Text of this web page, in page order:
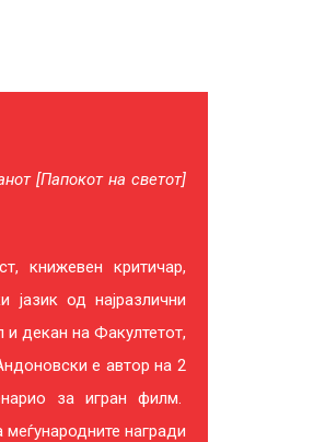
[Папокот на светот]
книжевен критичар,
јазик од најразлични
декан на Факултетот,
е автор на 2
за игран филм.
награди